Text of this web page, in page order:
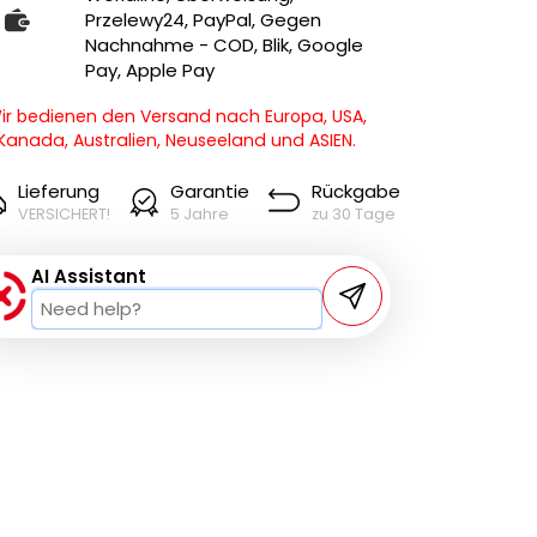
Przelewy24, PayPal, Gegen
Nachnahme - COD, Blik, Google
Pay, Apple Pay
bedienen den Versand nach Europa, USA,
Australien, Neuseeland und ASIEN.
Lieferung
VERSICHERT!
Garantie
5 Jahre
Rückgabe
zu 30 Tage
AI Assistant